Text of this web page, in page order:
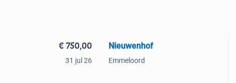
€ 750,00
31 jul 26
Nieuwenhof
Emmeloord